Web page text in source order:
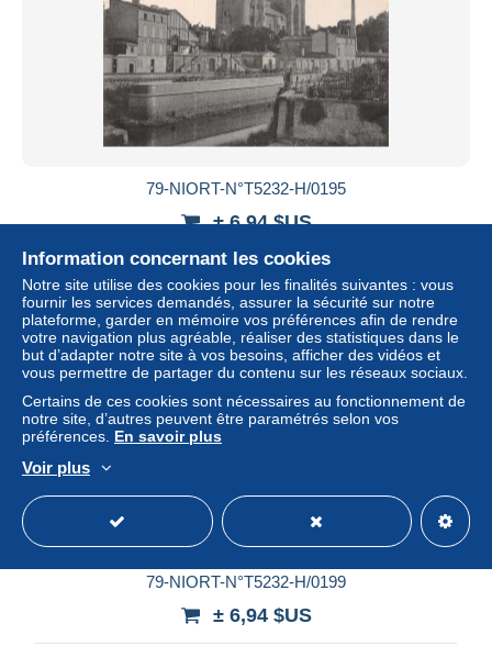
79-NIORT-N°T5232-H/0195
± 6,94 $US
Nouveau
79-NIORT-N°T5232-H/0199
± 6,94 $US
Information concernant les cookies
Notre site utilise des cookies pour les finalités suivantes : vous
fournir les services demandés, assurer la sécurité sur notre
plateforme, garder en mémoire vos préférences afin de rendre
votre navigation plus agréable, réaliser des statistiques dans le
but d’adapter notre site à vos besoins, afficher des vidéos et
vous permettre de partager du contenu sur les réseaux sociaux.
Certains de ces cookies sont nécessaires au fonctionnement de
notre site, d’autres peuvent être paramétrés selon vos
préférences. En savoir plus
Voir plus